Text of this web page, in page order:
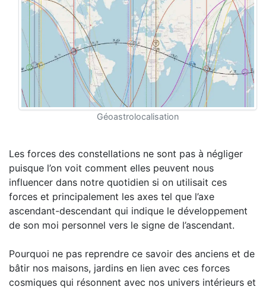
Géoastrolocalisation
Les forces des constellations ne sont pas à négliger
puisque l’on voit comment elles peuvent nous
influencer dans notre quotidien si on utilisait ces
forces et principalement les axes tel que l’axe
ascendant-descendant qui indique le développement
de son moi personnel vers le signe de l’ascendant.
Pourquoi ne pas reprendre ce savoir des anciens et de
bâtir nos maisons, jardins en lien avec ces forces
cosmiques qui résonnent avec nos univers intérieurs et